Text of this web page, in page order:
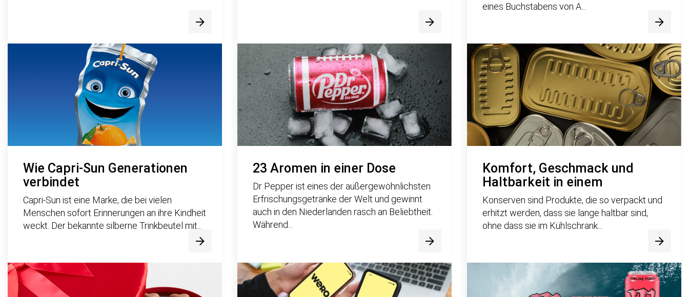
eines Buchstabens von A...
Wie Capri-Sun Generationen
verbindet
Capri-Sun ist eine Marke, die bei vielen
Menschen sofort Erinnerungen an ihre Kindheit
weckt. Der bekannte silberne Trinkbeutel mit...
23 Aromen in einer Dose
Dr Pepper ist eines der außergewöhnlichsten
Erfrischungsgetränke der Welt und gewinnt
auch in den Niederlanden rasch an Beliebtheit.
Während...
Komfort, Geschmack und
Haltbarkeit in einem
Konserven sind Produkte, die so verpackt und
erhitzt werden, dass sie lange haltbar sind,
ohne dass sie im Kühlschrank...